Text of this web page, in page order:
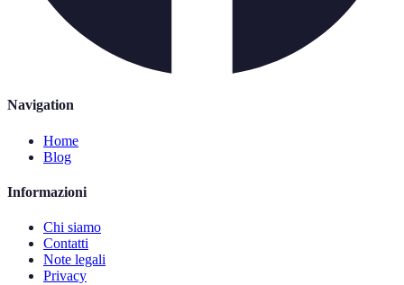
Navigation
Home
Blog
Informazioni
Chi siamo
Contatti
Note legali
Privacy